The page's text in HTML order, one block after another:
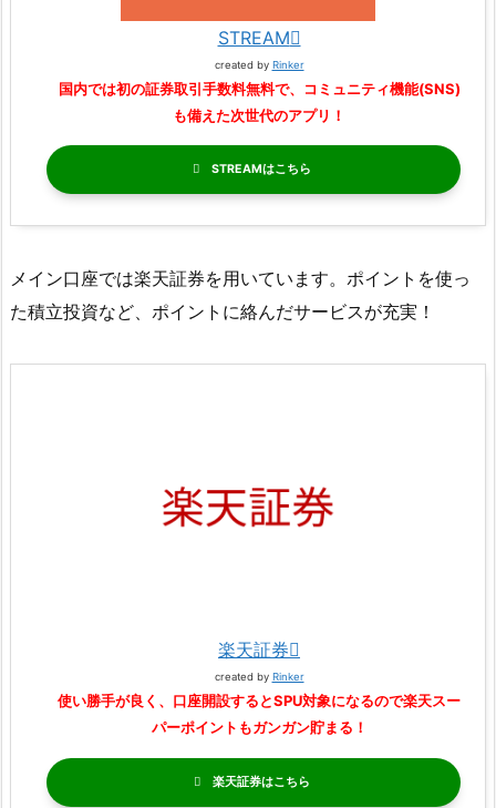
STREAM
created by Rinker
国内では初の証券取引手数料無料で、コミュニティ機能(SNS)
も備えた次世代のアプリ！
STREAM
メイン口座では楽天証券を用いています。ポイントを使っ
た積立投資など、ポイントに絡んだサービスが充実！
楽天証券
created by Rinker
使い勝手が良く、口座開設するとSPU対象になるので楽天スー
パーポイントもガンガン貯まる！
楽天証券